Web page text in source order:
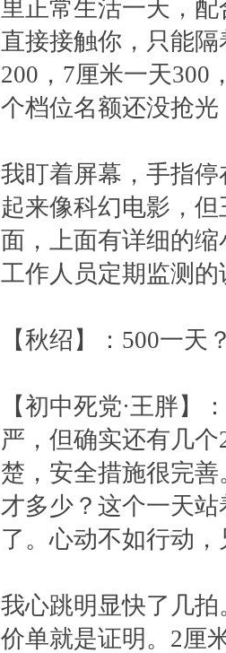
里正常生活一天，
直接接触你，只能
200，7厘米一天300
个档位名额还没抢
我盯着屏幕，手指
起来像科幻电影，
面，上面有详细的
工作人员定期监测
【秋绍】：500一
【初中死党·王胖】
严，但确实还有几
楚，安全措施很完
才多少？这个一天
了。心动不如行动，
我心跳明显快了几
价单就是证明。2厘